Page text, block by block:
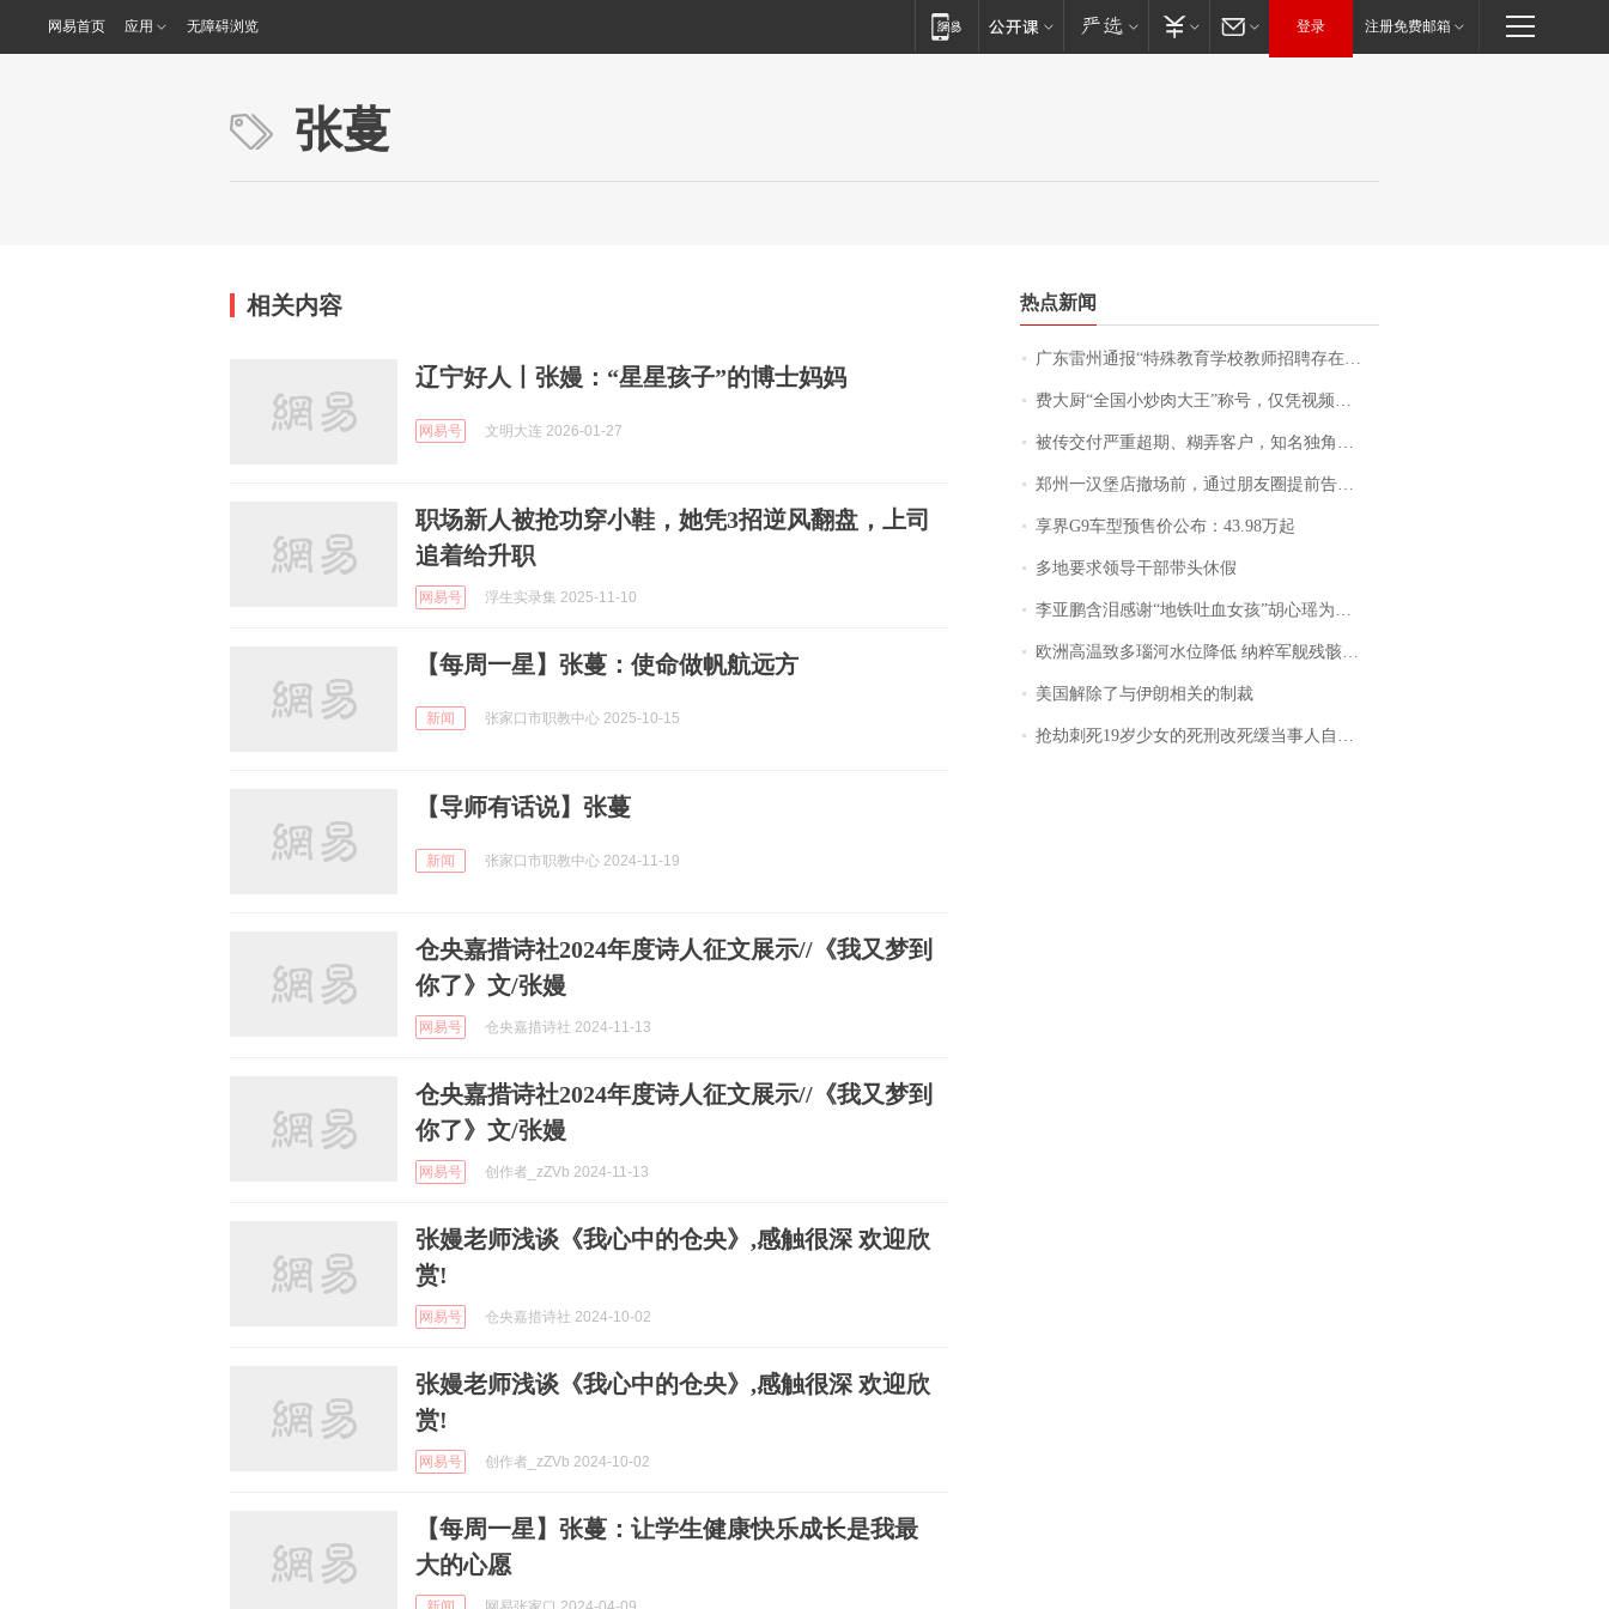
网易首页 应用 无障碍浏览 登录 注册免费邮箱
张蔓
相关内容
辽宁好人丨张嫚：“星星孩子”的博士妈妈
网易号 文明大连 2026-01-27
职场新人被抢功穿小鞋，她凭3招逆风翻盘，上司
追着给升职
网易号 浮生实录集 2025-11-10
【每周一星】张蔓：使命做帆航远方
新闻 张家口市职教中心 2025-10-15
【导师有话说】张蔓
新闻 张家口市职教中心 2024-11-19
仓央嘉措诗社2024年度诗人征文展示//《我又梦到
你了》文/张嫚
网易号 仓央嘉措诗社 2024-11-13
仓央嘉措诗社2024年度诗人征文展示//《我又梦到
你了》文/张嫚
网易号 创作者_zZVb 2024-11-13
张嫚老师浅谈《我心中的仓央》,感触很深 欢迎欣
赏!
网易号 仓央嘉措诗社 2024-10-02
张嫚老师浅谈《我心中的仓央》,感触很深 欢迎欣
赏!
网易号 创作者_zZVb 2024-10-02
【每周一星】张蔓：让学生健康快乐成长是我最
大的心愿
热点新闻
广东雷州通报“特殊教育学校教师招聘存在违规行为”：已启动问责程序 副校长被停职
费大厨“全国小炒肉大王”称号，仅凭视频评出？中国烹饪协会回应
被传交付严重超期、糊弄客户，知名独角兽车企创始人回应：都没证据，将依法采取措施，“本人长期与美国交管局保持沟通，对方表示肯定”
郑州一汉堡店撤场前，通过朋友圈提前告知逐一退费，有顾客仅剩1元也全被退回，分文不少；顾客：言而有信，让人感动
享界G9车型预售价公布：43.98万起
多地要求领导干部带头休假
李亚鹏含泪感谢“地铁吐血女孩”胡心瑶为嫣然天使捐99999元：这份捐赠太沉重，尊重其捐赠意愿，个人向胡心瑶和她的病友之家各捐赠99999元
欧洲高温致多瑙河水位降低 纳粹军舰残骸重见天日
美国解除了与伊朗相关的制裁
抢劫刺死19岁少女的死刑改死缓当事人自述：出狱11年间始终刻意躲避被害人家属